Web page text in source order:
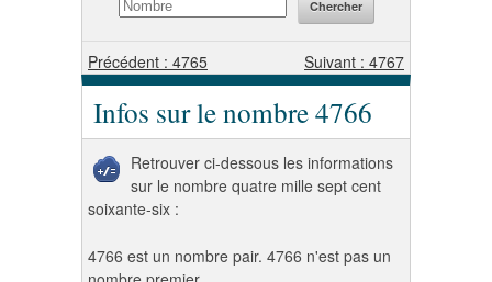
Précédent : 4765 Suivant : 4767
Infos sur le nombre 4766
Retrouver ci-dessous les informations
sur le nombre quatre mille sept cent
soixante-six :
4766 est un nombre pair. 4766 n'est pas un